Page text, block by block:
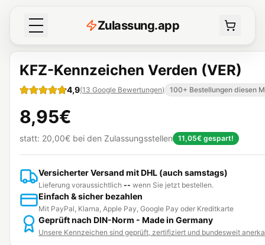
Zulassung.app
KFZ-Kennzeichen Verden (VER)
4,9(13 Google Bewertungen) 100+ Bestellungen diesen
8,95€
statt: 20,00€ bei den Zulassungsstellen 11,05€ gespart!
Versicherter Versand mit DHL (auch samstags)
Lieferung voraussichtlich -- wenn Sie jetzt bestellen.
Einfach & sicher bezahlen
Mit PayPal, Klarna, Apple Pay, Google Pay oder Kreditkarte
Geprüft nach DIN-Norm - Made in Germany
Unsere Kennzeichen sind geprüft, zertifiziert und bundesweit